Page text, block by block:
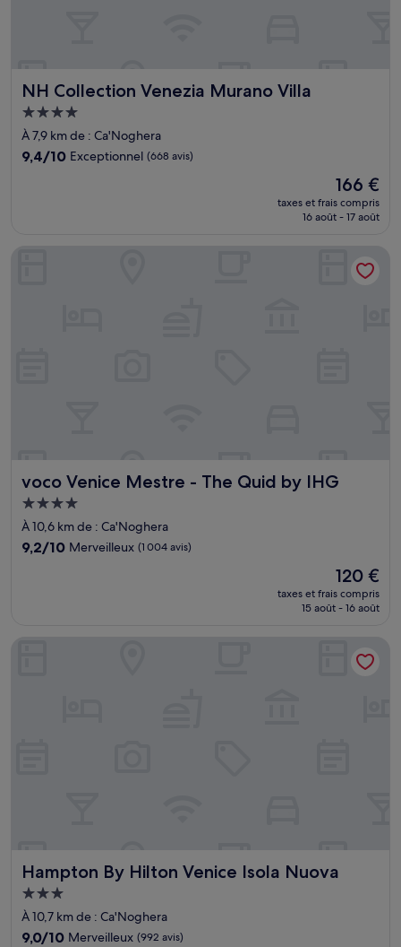
NH Collection Venezia Murano Villa
NH Collection Venezia Murano Villa
Hébergement
4.0 étoiles
À 7,9 km de : Ca'Noghera
9.4
9,4/10 Exceptionnel (668 avis)
Le
nouveau
prix
de
166 €
166 €
taxes et frais compris
16 août - 17 août
voco Venice Mestre - The Quid by IHG
voco Venice Mestre - The Quid by IHG
Hébergement
4.0 étoiles
À 10,6 km de : Ca'Noghera
9.2
9,2/10 Merveilleux (1 004 avis)
Le
nouveau
prix
120 €
120 €
taxes et frais compris
15 août - 16 août
Hampton By Hilton Venice Isola Nuova
Hampton By Hilton Venice Isola Nuova
Hébergement
3.0 étoiles
À 10,7 km de : Ca'Noghera
9.0
9,0/10 Merveilleux (992 avis)
Hampton By Hilton Venice Isola Nuova